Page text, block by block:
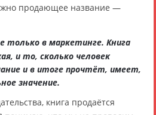
продающее название —
только в маркетинге. Книга
и то, сколько человек
и в итоге прочтёт, имеет,
значение.
книга продаётся